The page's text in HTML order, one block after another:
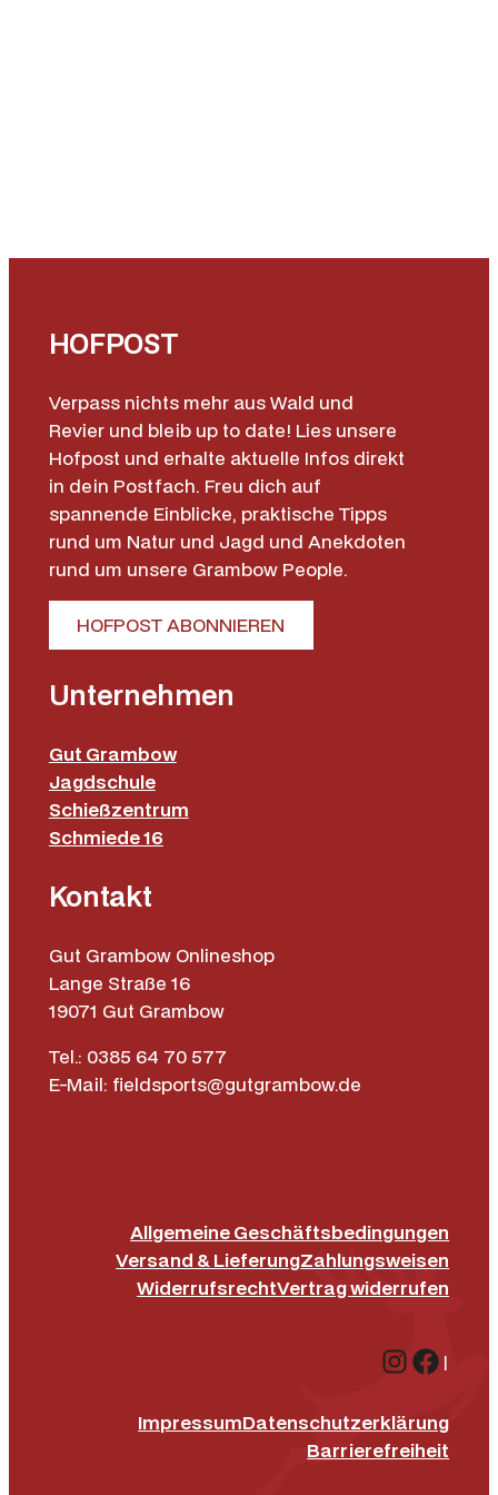
HOFPOST
Verpass nichts mehr aus Wald und
Revier und bleib up to date! Lies unsere
Hofpost und erhalte aktuelle Infos direkt
in dein Postfach. Freu dich auf
spannende Einblicke, praktische Tipps
rund um Natur und Jagd und Anekdoten
rund um unsere Grambow People.
HOFPOST ABONNIEREN
Unternehmen
Gut Grambow
Jagdschule
Schießzentrum
Schmiede 16
Kontakt
Gut Grambow Onlineshop
Lange Straße 16
19071 Gut Grambow
Tel.: 0385 64 70 577
E-Mail: fieldsports@gutgrambow.de
Allgemeine Geschäftsbedingungen
Versand & LieferungZahlungsweisen
WiderrufsrechtVertrag widerrufen
|
ImpressumDatenschutz­erklärung
Barrierefreiheit